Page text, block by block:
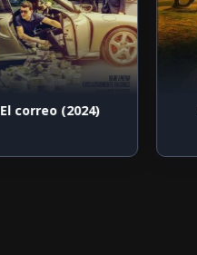
El correo (2024)